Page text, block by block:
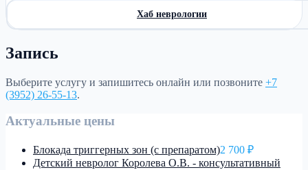
Хаб неврологии
Запись
Выберите услугу и запишитесь онлайн или позвоните +7
(3952) 26-55-13.
Актуальные цены
Блокада триггерных зон (с препаратом)2 700 ₽
Детский невролог Королева О.В. - консультативный